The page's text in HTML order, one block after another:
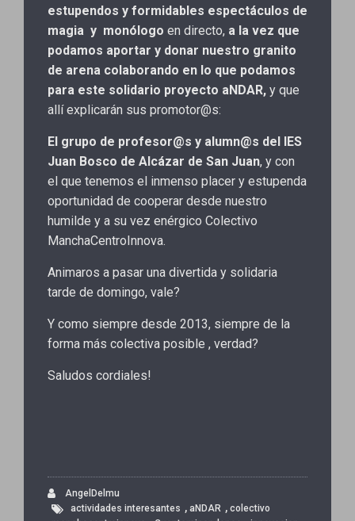
estupendos y formidables espectáculos de
magia y monólogo en directo, a la vez que
podamos aportar y donar nuestro granito
de arena colaborando en lo que podamos
para este solidario proyecto aNDAR, y que
allí explicarán sus promotor@s:
El grupo de profesor@s y alumn@s del IES
Juan Bosco de Alcázar de San Juan, y con
el que tenemos el inmenso placer y estupenda
oportunidad de cooperar desde nuestro
humilde y a su vez enérgico Colectivo
ManchaCentroInnova.
Animaros a pasar una divertida y solidaria
tarde de domingo, vale?
Y como siempre desde 2013, siempre de la
forma más colectiva posible , verdad?
Saludos cordiales!
AngelDelmu
actividades interesantes , aNDAR , colectivo